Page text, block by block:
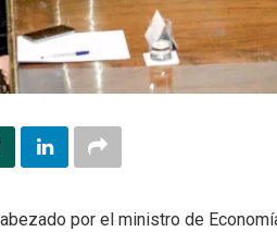
por el ministro de